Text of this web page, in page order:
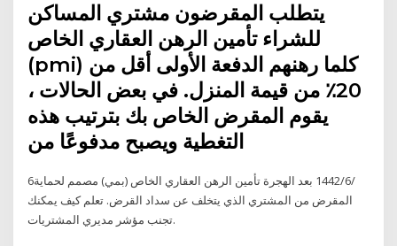
يتطلب المقرضون مشتري المساكن
للشراء تأمين الرهن العقاري الخاص
(pmi) كلما رهنهم الدفعة الأولى أقل من
20٪ من قيمة المنزل. في بعض الحالات ،
يقوم المقرض الخاص بك بترتيب هذه
التغطية ويصبح مدفوعًا من
6‏‏/6‏‏/1442 بعد الهجرة تأمين الرهن العقاري الخاص (بمي) مصمم لحماية
المقرض من المشتري الذي يتخلف عن سداد القرض. تعلم كيف يمكنك
تجنب مؤشر مديري المشتريات.